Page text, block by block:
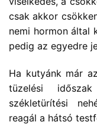
csak akkor
nemi hormon által
pedig az egyedre
Ha kutyánk már
tüzelési
székletürítési
reagál a hátsó